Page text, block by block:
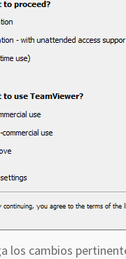
los cambios